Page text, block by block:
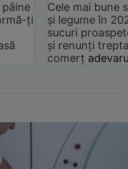
ți
Cele mai bune
și legume în
sucuri
și renunți
comerț